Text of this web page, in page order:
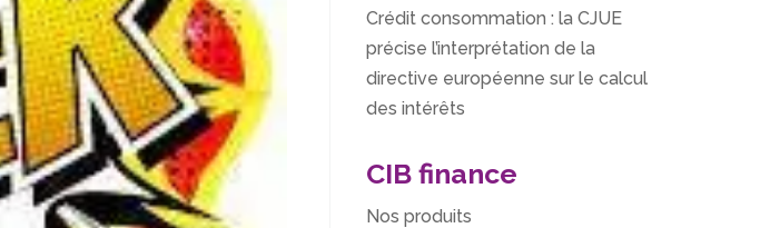
Crédit consommation : la CJUE
précise l’interprétation de la
directive européenne sur le calcul
des intérêts
CIB finance
Nos produits